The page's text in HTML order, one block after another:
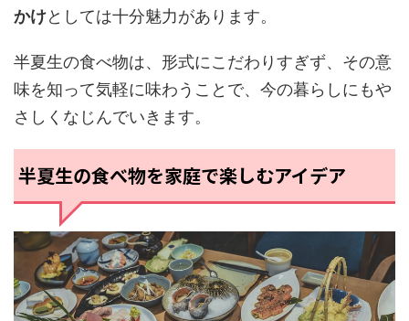
かけとしては十分魅力があります。
半夏生の食べ物は、形式にこだわりすぎず、その意
味を知って気軽に味わうことで、今の暮らしにもや
さしくなじんでいきます。
半夏生の食べ物を家庭で楽しむアイデア